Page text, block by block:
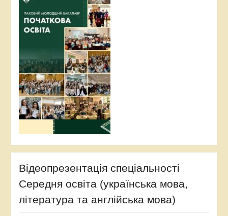
Відеопрезентація спеціальності
Середня освіта (українська мова,
література та англійська мова)